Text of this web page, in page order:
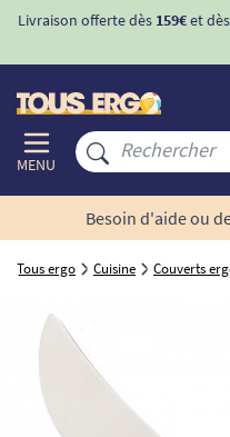
Livraison offerte dès 159€et dès
MENU
Besoin d'aide ou
Tous ergo Cuisine Couverts